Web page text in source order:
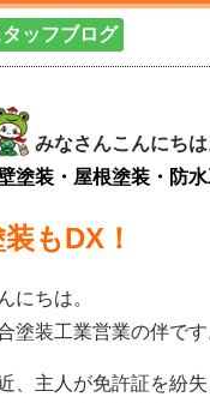
タッフブログ
みなさんこんにちは
塗装・屋根塗装・防
もDX！
にちは。
塗装工業営業の伴です
、主人が免許証を紛失